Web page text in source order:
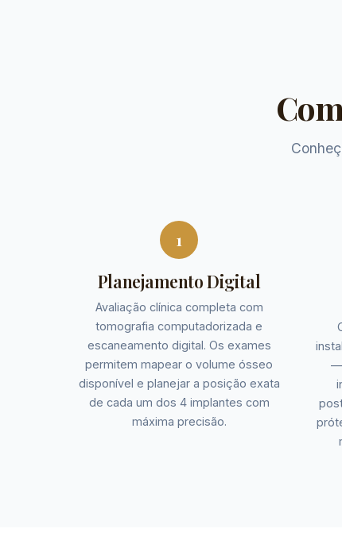
1
Planejamento Digital
Avaliação clínica completa com
tomografia computadorizada e
escaneamento digital. Os exames
permitem mapear o volume ósseo
disponível e planejar a posição exata
de cada um dos 4 implantes com
máxima precisão.
—